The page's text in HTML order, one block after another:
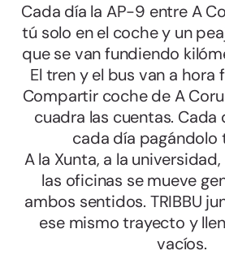
Cada día la AP-9 entre A
tú solo en el coche y un
que se van fundiendo
El tren y el bus van a hora
Compartir coche de A
cuadra las cuentas. Cada
cada día pagándolo
A la Xunta, a la
las oficinas se mueve
ambos sentidos. TRIBBU
ese mismo trayecto y
vacíos.